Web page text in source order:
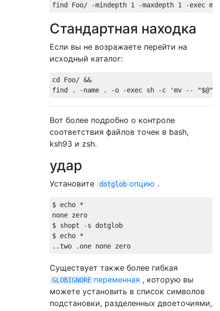
find Foo/ -mindepth 1 -maxdepth 1 -exec
Стандартная находка
Если вы не возражаете перейти на
исходный каталог:
cd Foo/ &&
find
. -name . -o -exec sh -c 'mv -- "$@"
Вот более подробно о контроле
соответствия файлов точек в bash,
ksh93 и zsh.
удар
Установите dotglob опцию .
$ echo *
none zero
$ shopt
-s dotglob
$ echo *
..two . one none zero
Существует также более гибкая
GLOBIGNORE переменная , которую вы
можете установить в список символов
подстановки, разделенных двоеточиями,